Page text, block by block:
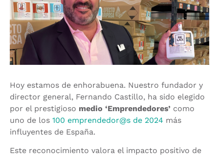
Hoy estamos de enhorabuena. Nuestro fundador y
director general, Fernando Castillo, ha sido elegido
por el prestigioso medio ‘Emprendedores’ como
uno de los 100 emprendedor@s de 2024 más
influyentes de España.
Este reconocimiento valora el impacto positivo de